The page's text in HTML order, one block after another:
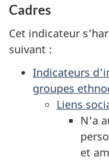
Cadres
Cet indicateur
suivant :
Indicateurs
groupes
Liens
N'a
et